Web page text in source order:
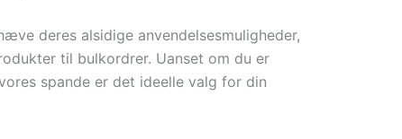
deres alsidige anvendelsesmuligheder,
til bulkordrer. Uanset om du er
spande er det ideelle valg for din